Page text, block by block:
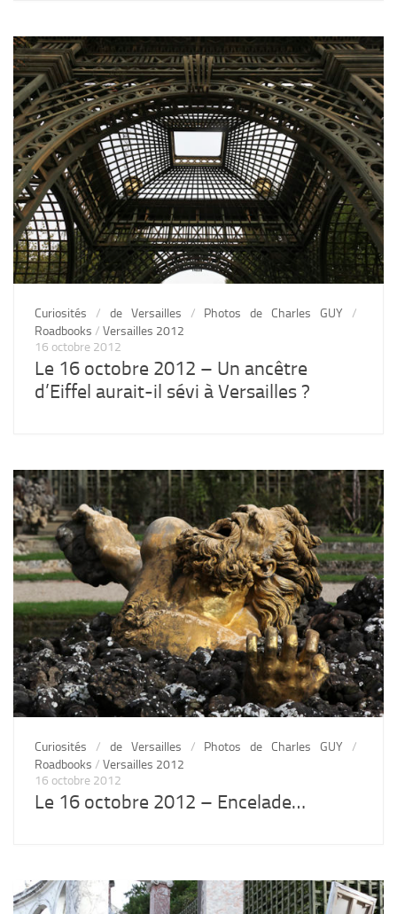
Curiosités / de Versailles / Photos de Charles GUY /
Roadbooks / Versailles 2012
16 octobre 2012
Le 16 octobre 2012 – Un ancêtre
d’Eiffel aurait-il sévi à Versailles ?
Curiosités / de Versailles / Photos de Charles GUY /
Roadbooks / Versailles 2012
16 octobre 2012
Le 16 octobre 2012 – Encelade…